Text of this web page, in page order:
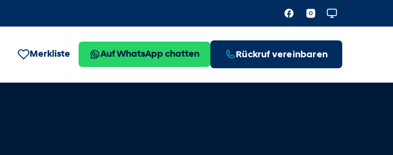
Merkliste Auf WhatsApp chatten Rückruf vereinbaren